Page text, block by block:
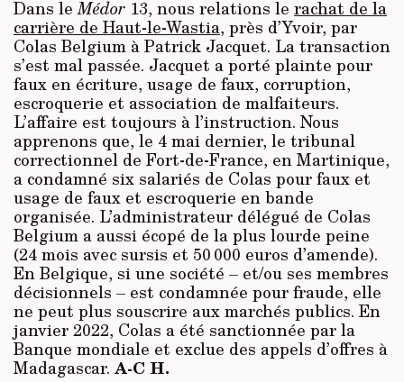
Dans leMédor 13, nous relations le rachat de la
carrière de Haut-le-Wastia, près d’Yvoir, par
Colas Belgium à Patrick Jacquet. La transaction
s’est mal passée. Jacquet a porté plainte pour
faux en écriture, usage de faux, corruption,
escroquerie et association de malfaiteurs.
L’affaire est toujours à l’instruction. Nous
apprenons que, le 4 mai dernier, le tribunal
correctionnel de Fort-de-France, en Martinique,
a condamné six salariés de Colas pour faux et
usage de faux et escroquerie en bande
organisée. L’administrateur délégué de Colas
Belgium a aussi écopé de la plus lourde peine
(24 mois avec sursis et 50 000 euros d’amende).
En Belgique, si une société – et/ou ses membres
décisionnels – est condamnée pour fraude, elle
ne peut plus souscrire aux marchés publics. En
janvier 2022, Colas a été sanctionnée par la
Banque mondiale et exclue des appels d’offres à
Madagascar. A-C H.